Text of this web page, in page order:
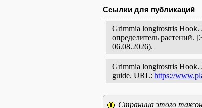
Ссылки для публикаций
Grimmia longirostris
определитель растений.
06.08.2026).
Grimmia longirostris Hook.
guide. URL: https://
Страница этого